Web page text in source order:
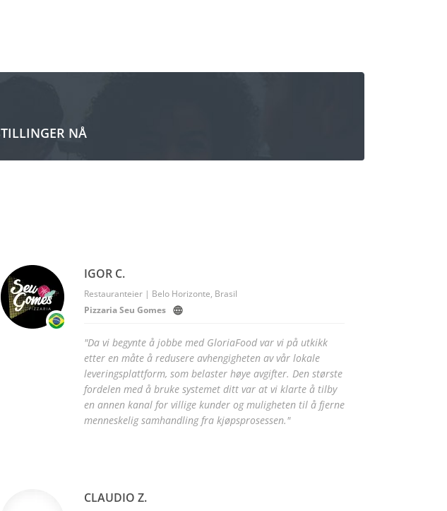
NÅ
IGOR C.
Restauranteier | Belo Horizonte, Brasil
Pizzaria Seu Gomes
"Da vi begynte å jobbe med GloriaFood var vi på utkikk
etter en måte å redusere avhengigheten av vår lokale
leveringsplattform, som belaster høye avgifter. Den største
fordelen med å bruke systemet ditt var at vi klarte å tilby
en annen kanal for villige kunder og muligheten til å fjerne
menneskelig samhandling fra kjøpsprosessen."
CLAUDIO Z.